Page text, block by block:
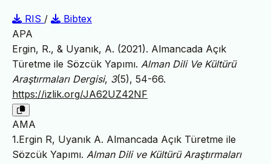
RIS /
Bibtex
APA
Ergin, R., & Uyanık, A. (2021). Almancada Açık
Türetme ile Sözcük Yapımı. Alman Dili Ve Kültürü
Araştırmaları Dergisi, 3(5), 54-66.
https://izlik.org/JA62UZ42NF
AMA
1.Ergin R, Uyanık A. Almancada Açık Türetme ile
Sözcük Yapımı. Alman Dili ve Kültürü Araştırmaları